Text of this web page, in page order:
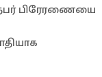
நபர் பிரேரணையை